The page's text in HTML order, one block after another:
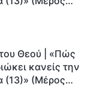
Θεού | «Πώς
κανείς την
(13)» (Μέρος